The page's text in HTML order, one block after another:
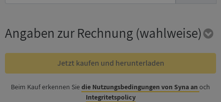
Angaben zur Rechnung (wahlweise)
Jetzt kaufen und herunterladen
Beim Kauf erkennen Siedie Nutzungsbedingungen von Syna an och
Integritetspolicy